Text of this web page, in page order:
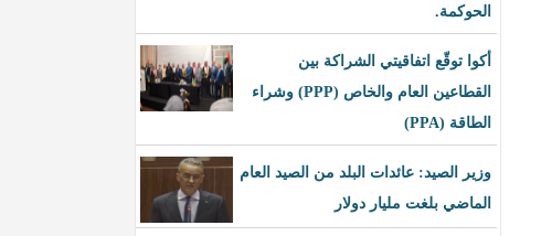
الحوكمة.
أكوا توقّع اتفاقيتي الشراكة بين
القطاعين العام والخاص (PPP) وشراء
الطاقة (PPA)
وزير الصيد: عائدات البلد من الصيد العام
الماضي بلغت مليار دولار